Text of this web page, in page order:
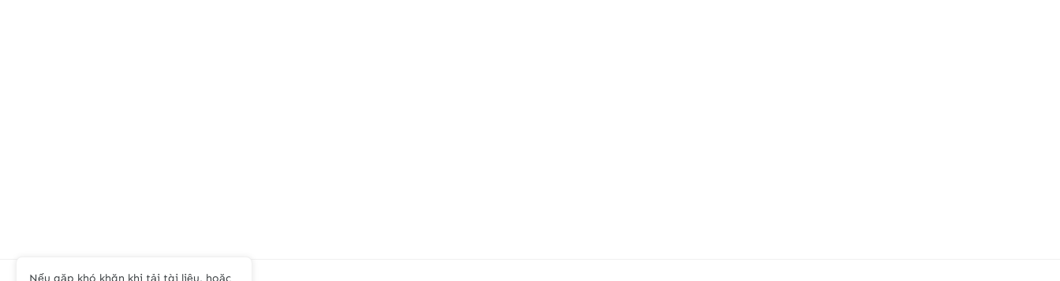
Nếu gặp khó khăn khi tải tài liệu, hoặc